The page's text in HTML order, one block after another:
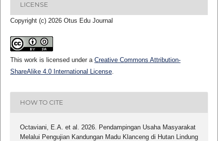
LICENSE
Copyright (c) 2026 Otus Edu Journal
This work is licensed under a Creative Commons Attribution-
ShareAlike 4.0 International License.
HOW TO CITE
Octaviani, E.A. et al. 2026. Pendampingan Usaha Masyarakat
Melalui Pengujian Kandungan Madu Klanceng di Hutan Lindung